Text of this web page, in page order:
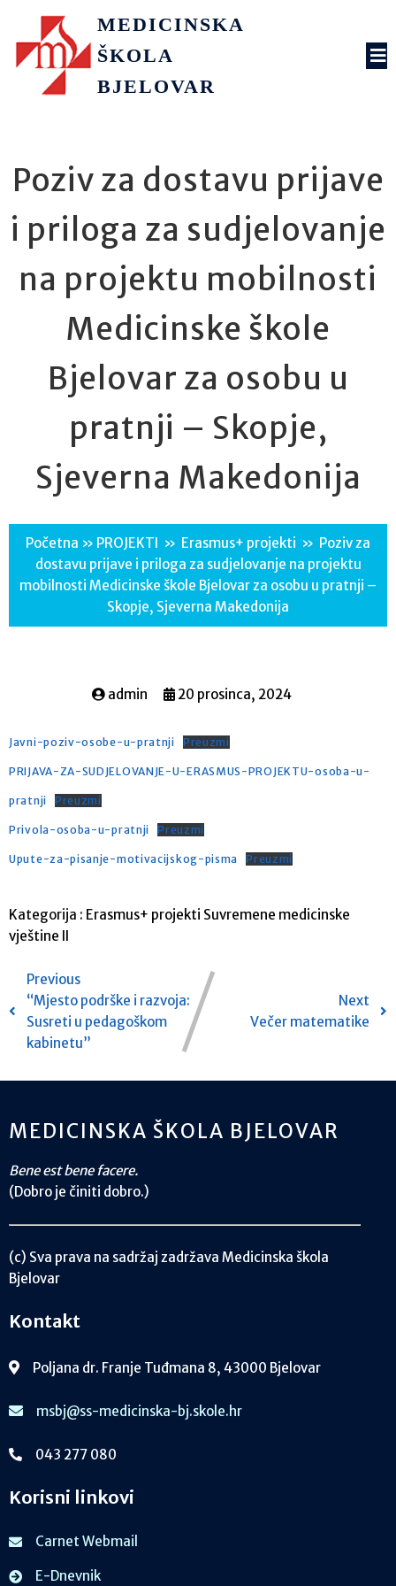
MEDICINSKA
ŠKOLA
BJELOVAR
Poziv za dostavu prijave
i priloga za sudjelovanje
na projektu mobilnosti
Medicinske škole
Bjelovar za osobu u
pratnji – Skopje,
Sjeverna Makedonija
Početna » PROJEKTI » Erasmus+ projekti » Poziv za
dostavu prijave i priloga za sudjelovanje na projektu
mobilnosti Medicinske škole Bjelovar za osobu u pratnji –
Skopje, Sjeverna Makedonija
admin 20 prosinca, 2024
Javni-poziv-osobe-u-pratnji Preuzmi
PRIJAVA-ZA-SUDJELOVANJE-U-ERASMUS-PROJEKTU-osoba-u-
pratnji Preuzmi
Privola-osoba-u-pratnji Preuzmi
Upute-za-pisanje-motivacijskog-pisma Preuzmi
Kategorija : Erasmus+ projekti Suvremene medicinske
vještine II
Previous
“Mjesto podrške i razvoja:
Susreti u pedagoškom
kabinetu”
Next
Večer matematike
MEDICINSKA ŠKOLA BJELOVAR
Bene est bene facere.
(Dobro je činiti dobro.)
(c) Sva prava na sadržaj zadržava Medicinska škola
Bjelovar
Kontakt
Poljana dr. Franje Tuđmana 8, 43000 Bjelovar
msbj@ss-medicinska-bj.skole.hr
043 277 080
Korisni linkovi
Carnet Webmail
E-Dnevnik